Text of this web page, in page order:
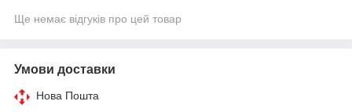
Ще немає відгуків про цей товар
Умови доставки
Нова Пошта